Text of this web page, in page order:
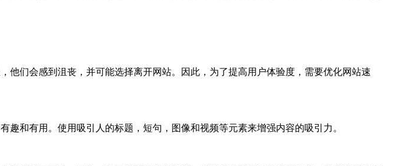
们会感到沮丧，并可能选择离开网站。因此，为了提高用户体验度，需要优化网站速
和有用。使用吸引人的标题，短句，图像和视频等元素来增强内容的吸引力。